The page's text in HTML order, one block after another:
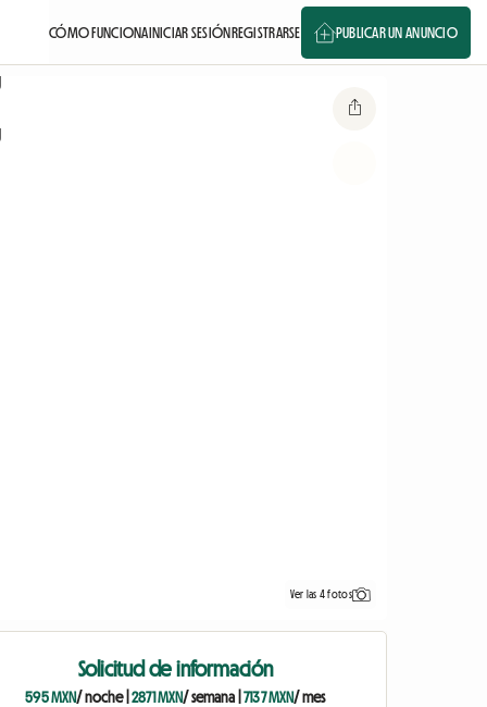
CÓMO FUNCIONAINICIAR SESIÓNREGISTRARSE PUBLICAR UN ANUNCIO
Ver las 4 fotos
Solicitud de información
595 MXN/ noche|2871 MXN/ semana |7137 MXN/ mes